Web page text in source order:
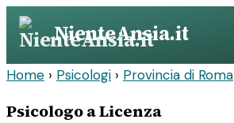
Vai
contenuto
NienteAnsia.it
Home › Psicologi › Provincia di Roma
Psicologo a Licenza